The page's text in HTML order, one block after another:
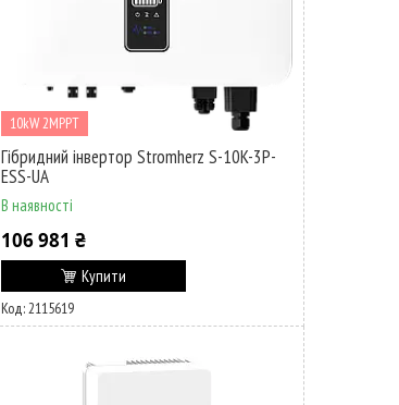
10kW 2MPPT
Гібридний інвертор Stromherz S-10K-3Р-
ESS-UA
В наявності
106 981 ₴
Купити
2115619